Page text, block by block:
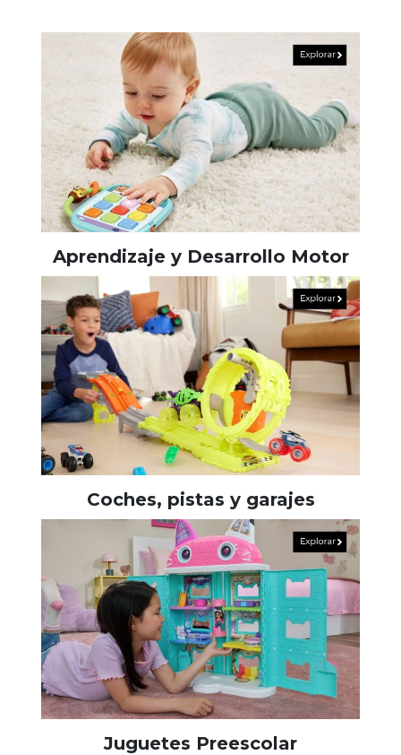
Aprendizaje y Desarrollo Motor
Coches, pistas y garajes
Juguetes Preescolar